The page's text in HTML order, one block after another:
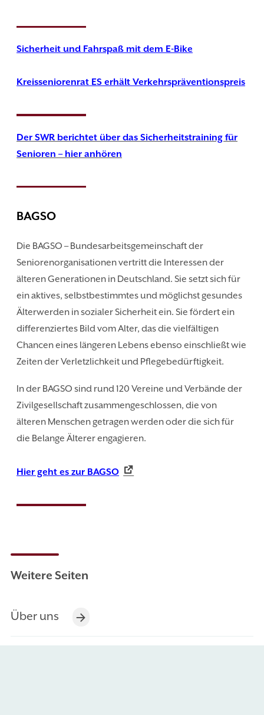
Sicherheit und Fahrspaß mit dem E-Bike
Kreisseniorenrat ES erhält Verkehrspräventionspreis
Der SWR berichtet über das Sicherheitstraining für
Senioren – hier anhören
BAGSO
Die BAGSO – Bundesarbeitsgemeinschaft der
Seniorenorganisationen vertritt die Interessen der
älteren Generationen in Deutschland. Sie setzt sich für
ein aktives, selbstbestimmtes und möglichst gesundes
Älterwerden in sozialer Sicherheit ein. Sie fördert ein
differenziertes Bild vom Alter, das die vielfältigen
Chancen eines längeren Lebens ebenso einschließt wie
Zeiten der Verletzlichkeit und Pflegebedürftigkeit.
In der BAGSO sind rund 120 Vereine und Verbände der
Zivilgesellschaft zusammengeschlossen, die von
älteren Menschen getragen werden oder die sich für
die Belange Älterer engagieren.
Hier geht es zur BAGSO
Weitere Seiten
Über uns